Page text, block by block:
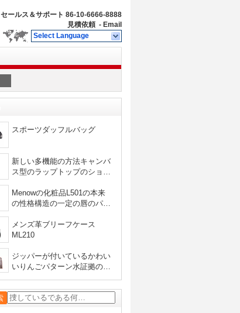
セールス＆サポート 86-10-6666-8888
見積依頼 - Email
Select Language
スポーツダッフルバッグ
新しい多機能の方法キャンバ
ス型のラップトップのショル
Menowの化粧品L501の本来
の性格構造の一定の唇のパレ
メンズ革ブリーフケース
ML210
ジッパーが付いているかわい
いりんごパターン水証拠の布